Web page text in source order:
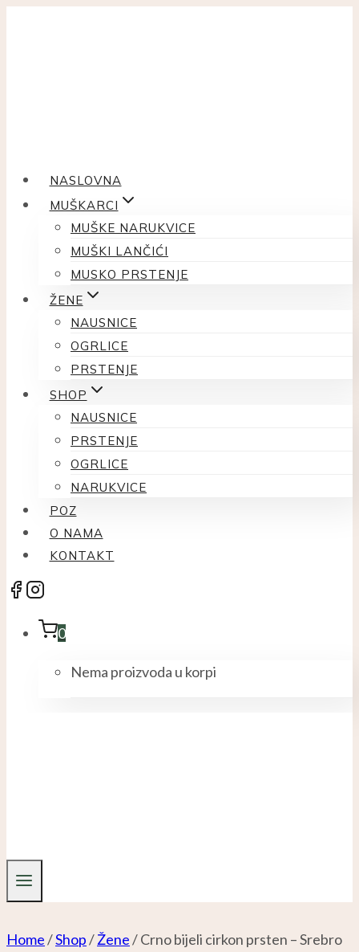
NASLOVNA
MUŠKARCI
MUŠKE NARUKVICE
MUŠKI LANČIĆI
MUSKO PRSTENJE
ŽENE
NAUSNICE
OGRLICE
PRSTENJE
SHOP
NAUSNICE
PRSTENJE
OGRLICE
NARUKVICE
POZ
O NAMA
KONTAKT
0
Nema proizvoda u korpi
Home/Shop/Žene/Crno bijeli cirkon prsten – Srebro